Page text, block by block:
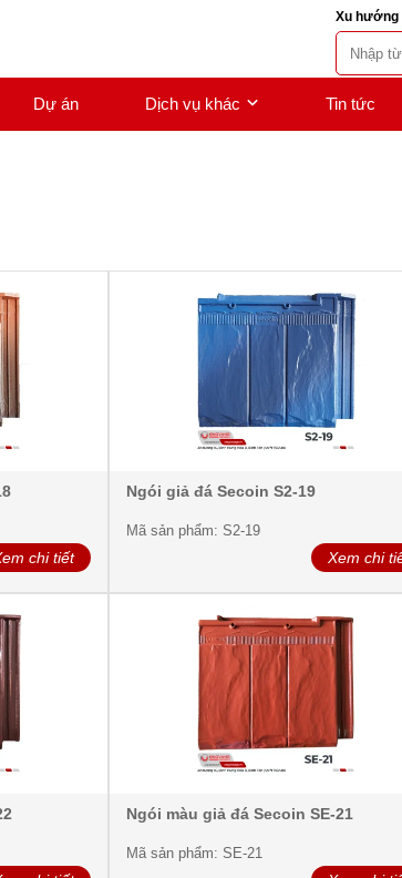
Xu hướng
Dự án Dịch vụ khác Tin tức
chi tiết
Ngói giả đá Secoin S2-19
Mã sản phẩm: S2-19
Xem chi
Ngói màu giả đá Secoin SE-21
Mã sản phẩm: SE-21